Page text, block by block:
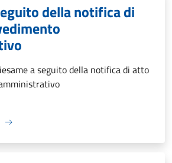
della notifica di
a seguito della notifica di atto